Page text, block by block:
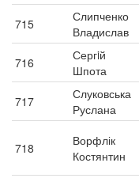
715
Слипченко
Владислав
716
Сергiй
Шпота
717
Слуковська
Руслана
718
Ворфлік
Костянтин